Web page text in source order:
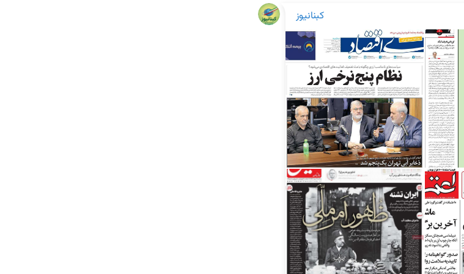
کبنانیوز